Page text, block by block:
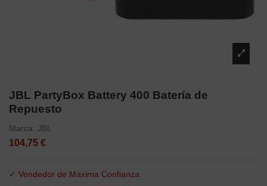
JBL PartyBox Battery 400 Batería de
Repuesto
Marca: JBL
104,75 €
✓ Vendedor de Máxima Confianza